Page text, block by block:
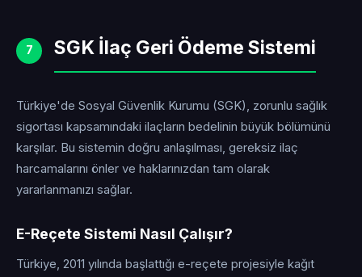
7 SGK İlaç Geri Ödeme Sistemi
Türkiye'de Sosyal Güvenlik Kurumu (SGK), zorunlu sağlık
sigortası kapsamındaki ilaçların bedelinin büyük bölümünü
karşılar. Bu sistemin doğru anlaşılması, gereksiz ilaç
harcamalarını önler ve haklarınızdan tam olarak
yararlanmanızı sağlar.
E-Reçete Sistemi Nasıl Çalışır?
Türkiye, 2011 yılında başlattığı e-reçete projesiyle kağıt